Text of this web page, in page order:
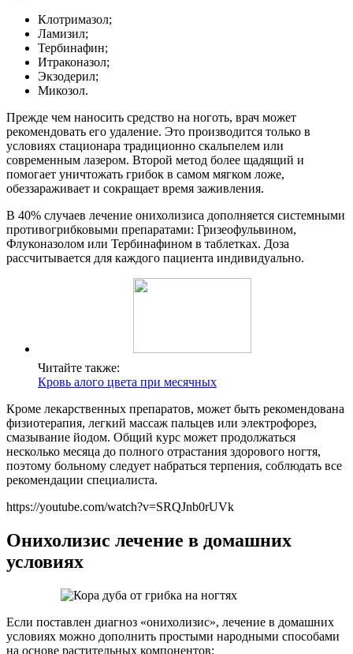
Клотримазол;
Ламизил;
Тербинафин;
Итраконазол;
Экзодерил;
Микозол.
Прежде чем наносить средство на ноготь, врач может
рекомендовать его удаление. Это производится только в
условиях стационара традиционно скальпелем или
современным лазером. Второй метод более щадящий и
помогает уничтожать грибок в самом мягком ложе,
обеззараживает и сокращает время заживления.
В 40% случаев лечение онихолизиса дополняется системными
противогрибковыми препаратами: Гризеофульвином,
Флуконазолом или Тербинафином в таблетках. Доза
рассчитывается для каждого пациента индивидуально.
Читайте также:
Кровь алого цвета при месячных
Кроме лекарственных препаратов, может быть рекомендована
физиотерапия, легкий массаж пальцев или электрофорез,
смазывание йодом. Общий курс может продолжаться
несколько месяца до полного отрастания здорового ногтя,
поэтому больному следует набраться терпения, соблюдать все
рекомендации специалиста.
https://youtube.com/watch?v=SRQJnb0rUVk
Онихолизис лечение в домашних
условиях
Если поставлен диагноз «онихолизис», лечение в домашних
условиях можно дополнить простыми народными способами
на основе растительных компонентов: